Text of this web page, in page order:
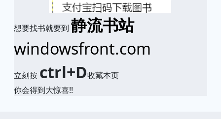
想要找书就要到 静流书站
windowsfront.com
立刻按 ctrl+D收藏本页
你会得到大惊喜!!